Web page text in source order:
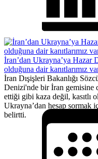
İran’dan Ukrayna’ya Hazar
olduğuna dair kanıtlarımız
İran Dışişleri Bakanlığı
Denizi'nde bir İran gemisine
ettiği gibi kaza değil, kasıtlı
Ukrayna’dan hesap sormak
belirtti.